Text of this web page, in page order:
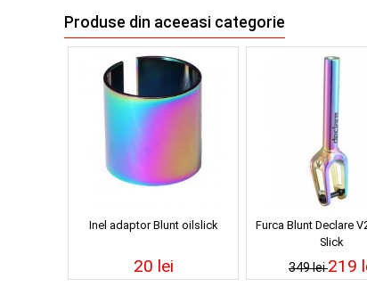
Produse din aceeasi categorie
Inel adaptor Blunt oilslick
20 lei
Furca Blunt Declare
Slick
349 lei219